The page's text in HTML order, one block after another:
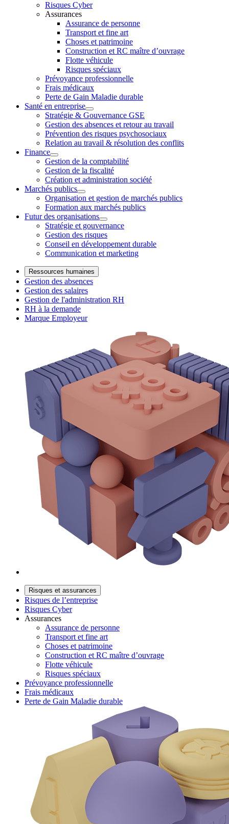
Risques Cyber
Assurances
Assurance de personne
Transport et fine art
Choses et patrimoine
Construction et RC maître d’ouvrage
Flotte véhicule
Risques spéciaux
Prévoyance professionnelle
Frais médicaux
Perte de Gain Maladie durable
Santé en entreprise
Stratégie & Gouvernance GSE
Gestion des absences et retour au travail
Prévention des risques psychosociaux
Relation au travail & résolution des conflits
Finance
Gestion de la comptabilité
Gestion de la fiscalité
Création et administration société
Marchés publics
Organisation et gestion de marchés publics
Formation aux marchés publics
Futur des organisations
Stratégie et gouvernance
Gestion des risques
Conseil en développement durable
Communication et marketing
Ressources humaines
Gestion des absences
Gestion des salaires
Gestion de l'administration RH
RH à la demande
Marque Employeur
Risques et assurances
Risques de l’entreprise
Risques Cyber
Assurances
Assurance de personne
Transport et fine art
Choses et patrimoine
Construction et RC maître d’ouvrage
Flotte véhicule
Risques spéciaux
Prévoyance professionnelle
Frais médicaux
Perte de Gain Maladie durable